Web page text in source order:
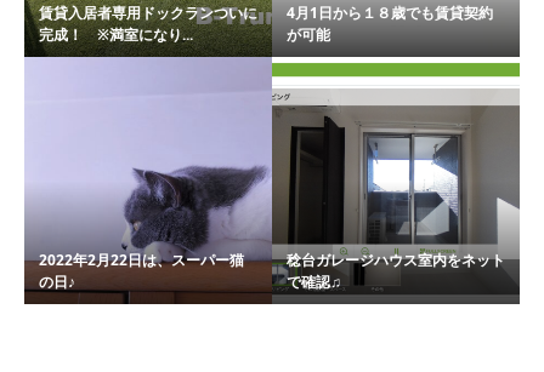
賃貸入居者専用ドックランついに
完成！ ※満室になり...
4月1日から１８歳でも賃貸契約
が可能
2022年2月22日は、スーパー猫
の日♪
稔台ガレージハウス室内をネット
で確認♫